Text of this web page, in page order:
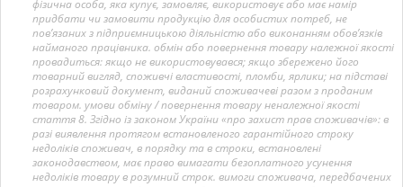
фізична особа, яка купує, замовляє, використовує або має намір
придбати чи замовити продукцію для особистих потреб, не
пов’язаних з підприємницькою діяльністю або виконанням обов’язків
найманого працівника. обмін або повернення товару належної якості
провадиться: якщо не використовувався; якщо збережено його
товарний вигляд, споживчі властивості, пломби, ярлики; на підставі
розрахунковий документ, виданий споживачеві разом з проданим
товаром. умови обміну / повернення товару неналежної якості
стаття 8. Згідно із законом України «про захист прав споживачів»: в
разі виявлення протягом встановленого гарантійного строку
недоліків споживач, в порядку та в строки, встановлені
законодавством, має право вимагати безоплатного усунення
недоліків товару в розумний строк. вимоги споживача, передбачених